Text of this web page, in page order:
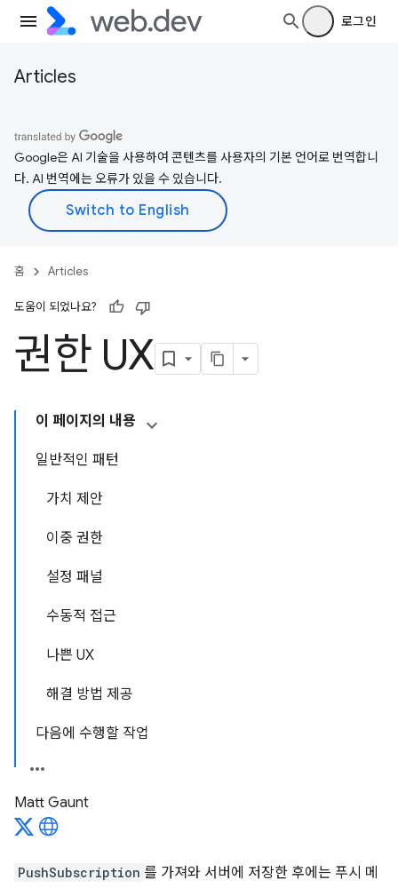
로그인
Articles
Google은 AI 기술을 사용하여 콘텐츠를 사용자의 기본 언어로 번역합니
다. AI 번역에는 오류가 있을 수 있습니다.
홈 Articles
도움이 되었나요?
권한 UX
이 페이지의 내용
일반적인 패턴
가치 제안
이중 권한
설정 패널
수동적 접근
나쁜 UX
해결 방법 제공
다음에 수행할 작업
Matt Gaunt
PushSubscription 를 가져와 서버에 저장한 후에는 푸시 메